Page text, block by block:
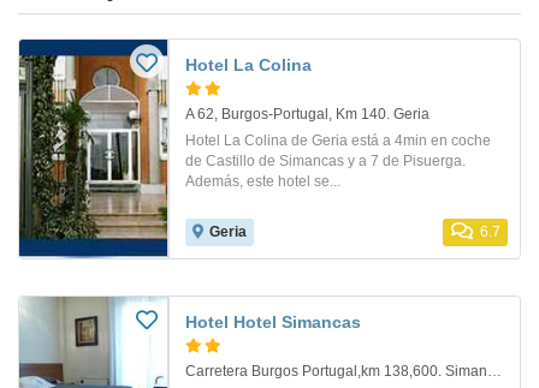
Hotel La Colina
A 62, Burgos-Portugal, Km 140. Geria
Hotel La Colina de Geria está a 4min en coche
de Castillo de Simancas y a 7 de Pisuerga.
Además, este hotel se...
Geria 6.7
Hotel Hotel Simancas
Carretera Burgos Portugal,km 138,600. Simancas